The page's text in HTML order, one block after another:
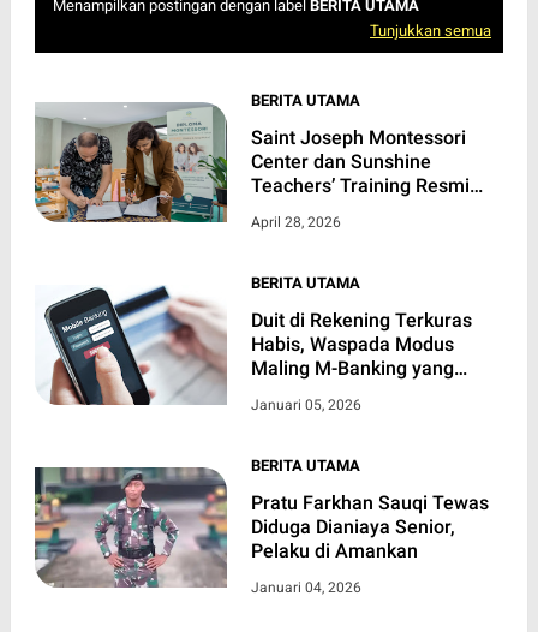
Menampilkan postingan dengan label BERITA UTAMA
Tunjukkan semua
BERITA UTAMA
Saint Joseph Montessori
Center dan Sunshine
Teachers’ Training Resmi
Program Diploma
Pertama di Jawa Timur
April 28, 2026
BERITA UTAMA
Duit di Rekening Terkuras
Habis, Waspada Modus
Maling M-Banking yang
Januari 05, 2026
BERITA UTAMA
Pratu Farkhan Sauqi Tewas
Diduga Dianiaya Senior,
Pelaku di Amankan
Januari 04, 2026